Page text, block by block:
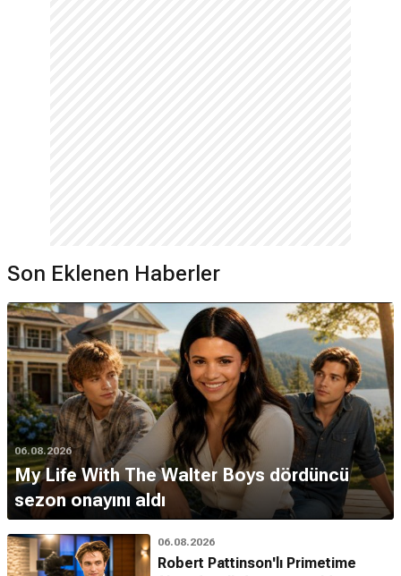
Son Eklenen Haberler
06.08.2026
My Life With The Walter Boys dördüncü
sezon onayını aldı
06.08.2026
Robert Pattinson'lı Primetime